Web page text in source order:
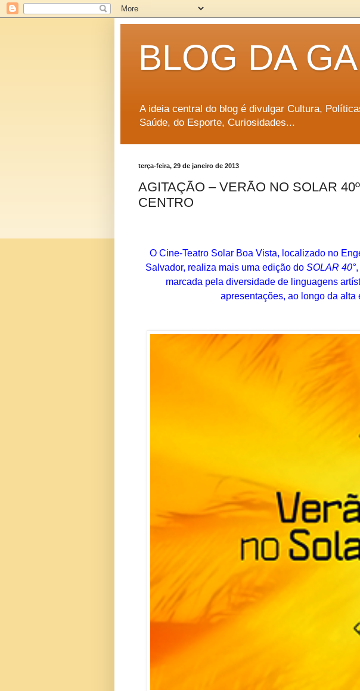
BLOG DA
A ideia central do blog é divulgar Cultura,
Saúde, do Esporte, Curiosidades...
terça-feira, 29 de janeiro de 2013
AGITAÇÃO – VERÃO NO SOLAR
CENTRO
O Cine-Teatro Solar Boa Vista, localizado no
Salvador, realiza mais uma edição do SOLAR 40°
marcada pela diversidade de linguagens
apresentações, ao longo da alta